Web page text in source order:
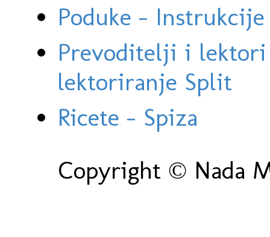
Poduke -
Prevoditelji i
lektoriranje Split
Ricete - Spiza
Copyright © Nada